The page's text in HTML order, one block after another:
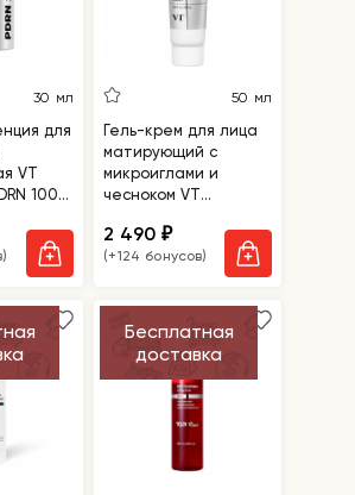
30 мл
для
VT
100
50 мл
Гель-крем для лица
матирующий с
микроиглами и
чесноком VT
Reddle Shot Gel
Cream
2 490₽
(+124 бонусов)
Бесплатная
доставка